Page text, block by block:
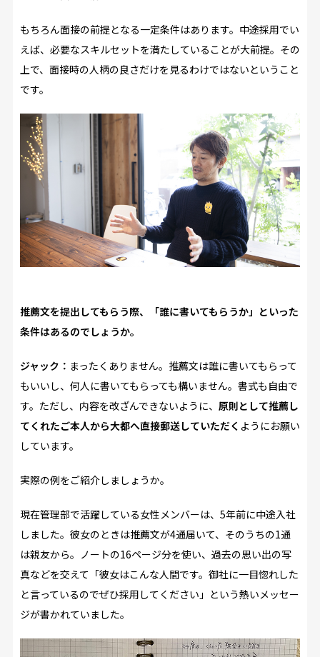
もちろん面接の前提となる一定条件はあります。中途採用でい
えば、必要なスキルセットを満たしていることが大前提。その
上で、面接時の人柄の良さだけを見るわけではないということ
です。
――推薦文を提出してもらう際、「誰に書いてもらうか」といった
条件はあるのでしょうか。
ジャック： まったくありません。推薦文は誰に書いてもらって
もいいし、何人に書いてもらっても構いません。書式も自由で
す。ただし、内容を改ざんできないように、 原則として推薦し
てくれたご本人から大都へ直接郵送していただく ようにお願い
しています。
実際の例をご紹介しましょうか。
現在管理部で活躍している女性メンバーは、5年前に中途入社
しました。彼女のときは推薦文が4通届いて、そのうちの1通
は親友から。ノートの16ページ分を使い、過去の思い出の写
真などを交えて「彼女はこんな人間です。御社に一目惚れした
と言っているのでぜひ採用してください」という熱いメッセー
ジが書かれていました。